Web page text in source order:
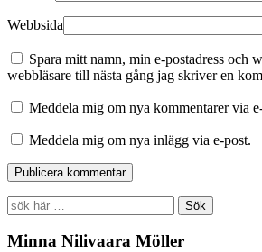
Webbsida
Spara mitt namn, min e-postadress och
webbläsare till nästa gång jag skriver en
Meddela mig om nya kommentarer via
Meddela mig om nya inlägg via e-post.
Search
for:
Minna Nilivaara Möller